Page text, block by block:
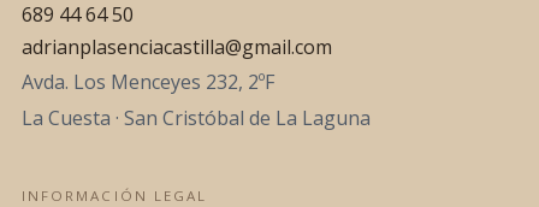
689 44 64 50
adrianplasenciacastilla@gmail.com
Avda. Los Menceyes 232, 2ºF
La Cuesta · San Cristóbal de La Laguna
INFORMACIÓN LEGAL